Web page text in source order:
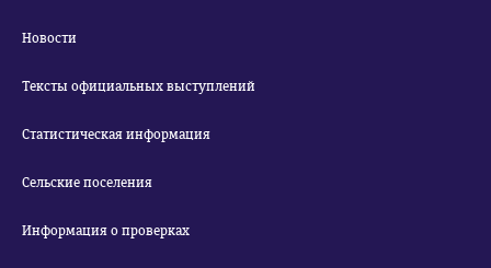
Новости
Тексты официальных выступлений
Статистическая информация
Сельские поселения
Информация о проверках